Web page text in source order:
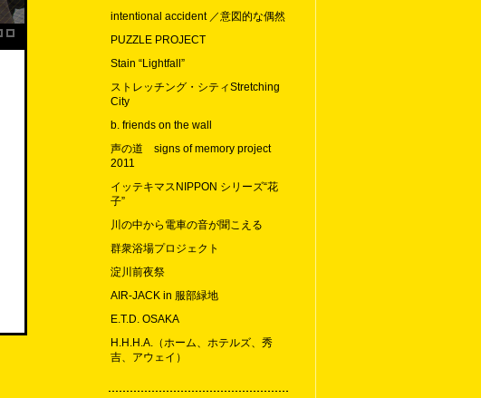
intentional accident ／意図的な偶然
PUZZLE PROJECT
Stain “Lightfall”
ストレッチング・シティStretching
City
b. friends on the wall
声の道 signs of memory project
2011
イッテキマスNIPPON シリーズ“花
子”
川の中から電車の音が聞こえる
群衆浴場プロジェクト
淀川前夜祭
AIR-JACK in 服部緑地
E.T.D. OSAKA
H.H.H.A.（ホーム、ホテルズ、秀
吉、アウェイ）